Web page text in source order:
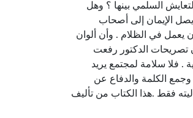
السلمي بينها ؟ وهل
يصل الإيمان إلى أصحاب
يعمل في الظلام . وأن ألوان
تصريحات الدكتور رفعت
. فلا سلامة لمجتمع يريد
الكلمة والدفاع عن
فقط .هذا الكتاب من تأليف